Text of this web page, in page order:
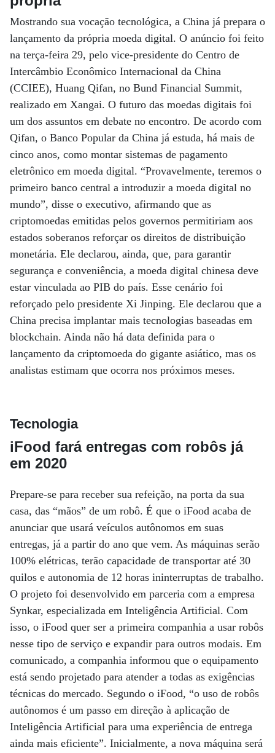
Mostrando sua vocação tecnológica, a China já prepara o
lançamento da própria moeda digital. O anúncio foi feito
na terça-feira 29, pelo vice-presidente do Centro de
Intercâmbio Econômico Internacional da China
(CCIEE), Huang Qifan, no Bund Financial Summit,
realizado em Xangai. O futuro das moedas digitais foi
um dos assuntos em debate no encontro. De acordo com
Qifan, o Banco Popular da China já estuda, há mais de
cinco anos, como montar sistemas de pagamento
eletrônico em moeda digital. “Provavelmente, teremos o
primeiro banco central a introduzir a moeda digital no
mundo”, disse o executivo, afirmando que as
criptomoedas emitidas pelos governos permitiriam aos
estados soberanos reforçar os direitos de distribuição
monetária. Ele declarou, ainda, que, para garantir
segurança e conveniência, a moeda digital chinesa deve
estar vinculada ao PIB do país. Esse cenário foi
reforçado pelo presidente Xi Jinping. Ele declarou que a
China precisa implantar mais tecnologias baseadas em
blockchain. Ainda não há data definida para o
lançamento da criptomoeda do gigante asiático, mas os
analistas estimam que ocorra nos próximos meses.
Tecnologia
iFood fará entregas com robôs já
em 2020
Prepare-se para receber sua refeição, na porta da sua
casa, das “mãos” de um robô. É que o iFood acaba de
anunciar que usará veículos autônomos em suas
entregas, já a partir do ano que vem. As máquinas serão
100% elétricas, terão capacidade de transportar até 30
quilos e autonomia de 12 horas ininterruptas de trabalho.
O projeto foi desenvolvido em parceria com a empresa
Synkar, especializada em Inteligência Artificial. Com
isso, o iFood quer ser a primeira companhia a usar robôs
nesse tipo de serviço e expandir para outros modais. Em
comunicado, a companhia informou que o equipamento
está sendo projetado para atender a todas as exigências
técnicas do mercado. Segundo o iFood, “o uso de robôs
autônomos é um passo em direção à aplicação de
Inteligência Artificial para uma experiência de entrega
ainda mais eficiente”. Inicialmente, a nova máquina será